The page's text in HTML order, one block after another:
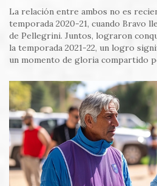
La relación entre ambos no es
temporada 2020-21, cuando Bravo
de Pellegrini. Juntos, lograron
la temporada 2021-22, un logro
un momento de gloria compartido